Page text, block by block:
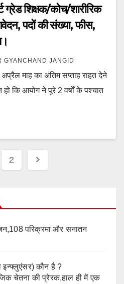
ग्रेड शिक्षक/कोच/शारीरिक
पदों की संख्या, फीस,
GYANCHAND JANGID
माह का अंतिम सप्ताह राहत देने
कि आयोग ने पूरे 2 वर्षों के पश्चात
2
परिक्रमा और सनातन
इन्फ्लुएंसर) कौन है ?
चेतना की प्रेरक,हाल ही में एक